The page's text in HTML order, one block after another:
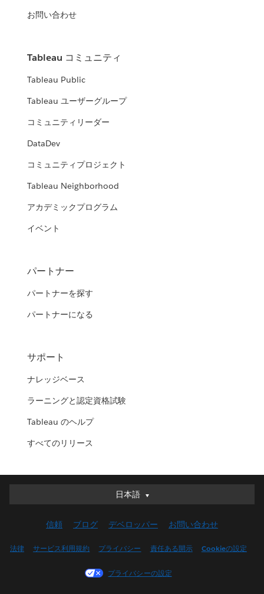
お問い合わせ
Tableau コミュニティ
Tableau Public
Tableau ユーザーグループ
コミュニティリーダー
DataDev
コミュニティプロジェクト
Tableau Neighborhood
アカデミックプログラム
イベント
パートナー
パートナーを探す
パートナーになる
サポート
ナレッジベース
ラーニングと認定資格試験
Tableau のヘルプ
すべてのリリース
日本語
日本語
English (UK)
Français (Canada)
信頼 ブログ デベロッパー お問い合わせ
法律 サービス利用規約 プライバシー 責任ある開示 Cookieの設定
プライバシーの設定